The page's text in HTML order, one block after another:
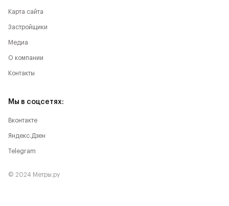
Карта сайта
Застройщики
Медиа
О компании
Контакты
Мы в соцсетях:
Вконтакте
Яндекс.Дзен
Telegram
© 2024 Метры.ру